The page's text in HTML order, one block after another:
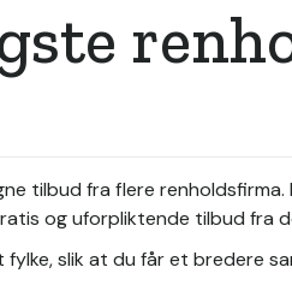
tilbud fra flere
og uforpliktende tilbud fra
slik at du får et bredere